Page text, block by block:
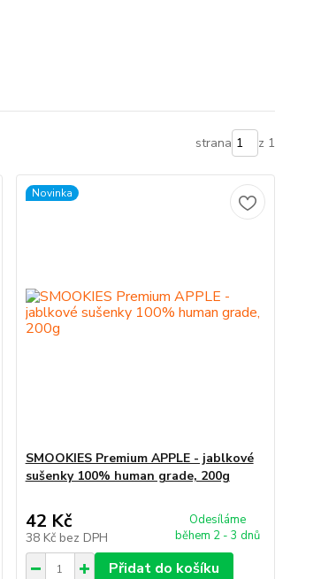
strana z 1
Novinka
SMOOKIES Premium APPLE - jablkové
sušenky 100% human grade, 200g
42 Kč
38 Kč bez DPH
Odesíláme
během 2 - 3 dnů
Přidat do košíku